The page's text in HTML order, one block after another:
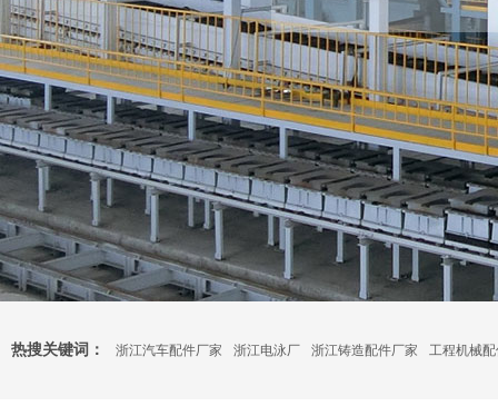
热搜关键词： 浙江汽车配件厂家 浙江电泳厂 浙江铸造配件厂家 工程机械